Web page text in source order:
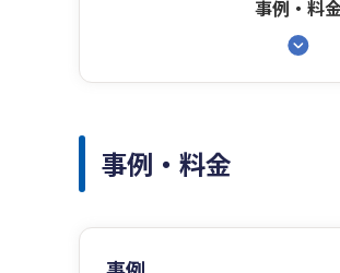
事例・料
事例・料金